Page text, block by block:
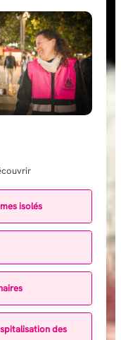
isolés
des